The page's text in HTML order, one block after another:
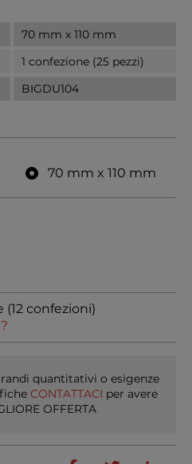
70 mm x 110 mm
1 confezione (25 pezzi)
BIGDU104
70 mm x 110 mm
confezioni)
quantitativi o esigenze
CONTATTACI per avere
OFFERTA